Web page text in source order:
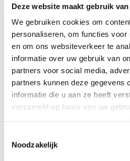
Deze website maakt gebruik
We gebruiken cookies om
personaliseren, om functies voor
en om ons websiteverkeer te
informatie over uw gebruik van
partners voor social media,
partners kunnen deze gegevens
informatie die u aan ze heeft
verzameld op basis van uw
Noodzakelijk
wekelijkse nieuwsbrief!
Bij inschrijving gaat u akkoord met
Aanvullingen